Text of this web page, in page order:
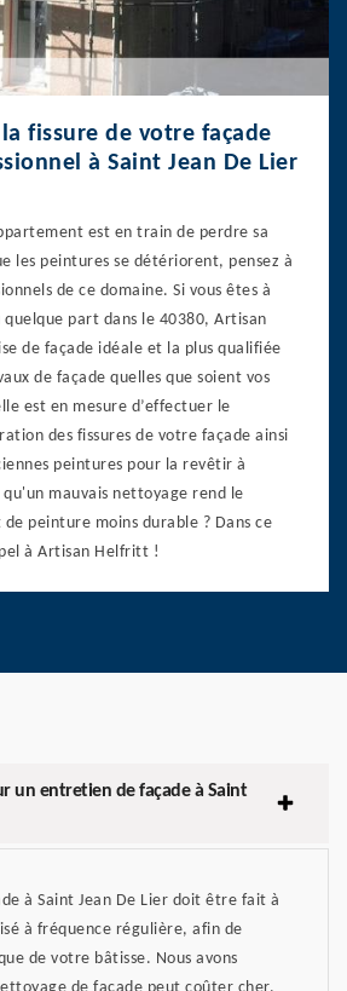
fissure de votre façade
à Saint Jean De Lier
est en train de perdre sa
les peintures se détériorent, pensez à
de ce domaine. Si vous êtes à
quelque part dans le 40380, Artisan
de façade idéale et la plus qualifiée
de façade quelles que soient vos
est en mesure d’effectuer le
des fissures de votre façade ainsi
peintures pour la revêtir à
qu'un mauvais nettoyage rend le
peinture moins durable ? Dans ce
à Artisan Helfritt !
un entretien de façade à Saint
à Saint Jean De Lier doit être fait à
à fréquence régulière, afin de
de votre bâtisse. Nous avons